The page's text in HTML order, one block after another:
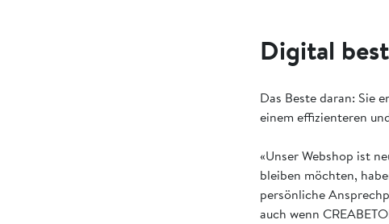
Digital
Das Beste daran: Sie
einem effizienteren
«Unser Webshop ist
bleiben möchten,
persönliche
auch wenn